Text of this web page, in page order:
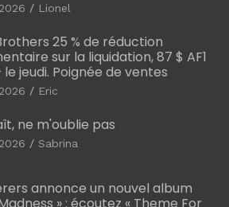
Lionel
25 % de réduction
sur la liquidation, 87 $ AF1
jeudi. Poignée de ventes
Eric
ne m'oublie pas
Sabrina
annonce un nouvel album